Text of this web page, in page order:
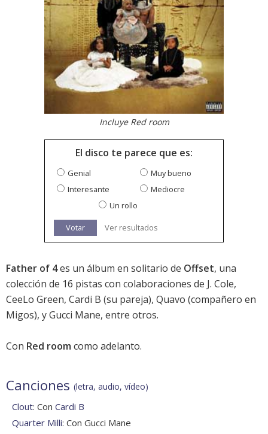
Incluye Red room
El disco te parece que es:
Genial
Muy bueno
Interesante
Mediocre
Un rollo
Votar Ver resultados
Father of 4es un álbum en solitario de Offset, una
colección de 16 pistas con colaboraciones de J. Cole,
CeeLo Green, Cardi B (su pareja), Quavo (compañero en
Migos), y Gucci Mane, entre otros.
Con Red room como adelanto.
Canciones (letra, audio, vídeo)
Clout: Con Cardi B
Quarter Milli: Con Gucci Mane